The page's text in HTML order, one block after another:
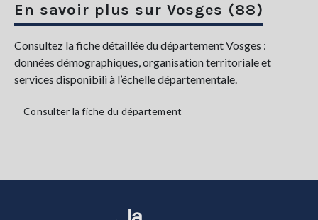
En savoir plus sur Vosges (88)
Consultez la fiche détaillée du département Vosges :
données démographiques, organisation territoriale et
services disponibili à l’échelle départementale.
Consulter la fiche du département